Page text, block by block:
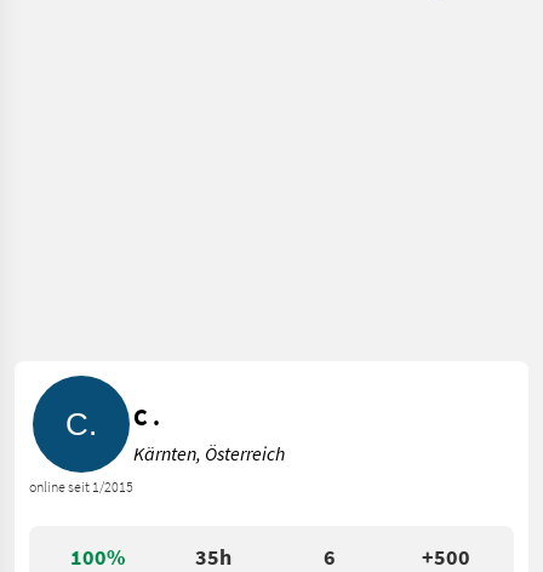
100% 35h 6 +500
online seit 1/2015
C .
Kärnten, Österreich